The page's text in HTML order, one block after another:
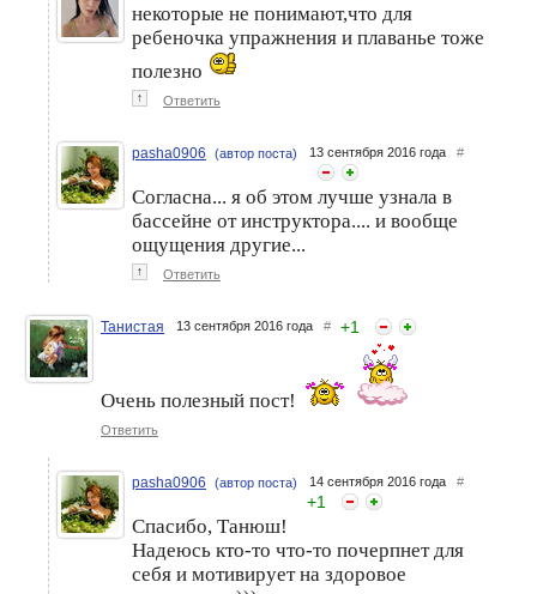
некоторые не понимают,что для
ребеночка упражнения и плаванье тоже
полезно
↑ Ответить
pasha0906 (автор поста) 13 сентября 2016 года #
Согласна... я об этом лучше узнала в
бассейне от инструктора.... и вообще
ощущения другие...
↑ Ответить
Танистая 13 сентября 2016 года # +1
Очень полезный пост!
Ответить
pasha0906 (автор поста) 14 сентября 2016 года #
+1
Спасибо, Танюш!
Надеюсь кто-то что-то почерпнет для
себя и мотивирует на здоровое